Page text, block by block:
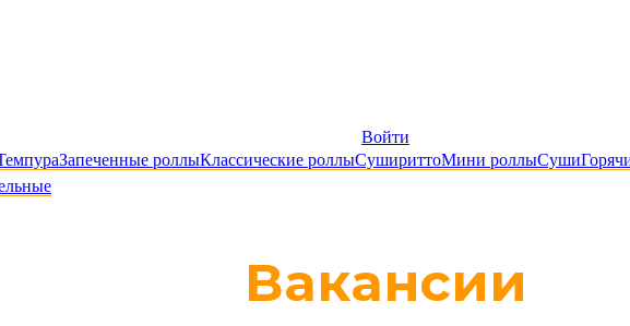
Войти
Запеченные роллыКлассические роллыСушириттоМини роллыСуши
Вакансии